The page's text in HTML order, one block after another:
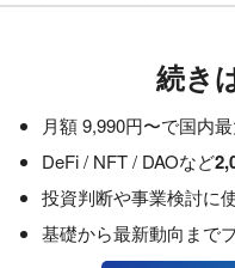
続き
月額 9,990円〜で国内
DeFi / NFT / DAOなど
投資判断や事業検討に
基礎から最新動向まで